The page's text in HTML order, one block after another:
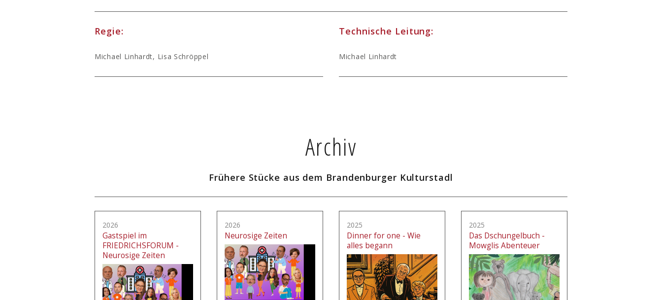
Regie:
Michael Linhardt, Lisa Schröppel
Technische Leitung:
Michael Linhardt
Archiv
Frühere Stücke aus dem Brandenburger Kulturstadl
2026
Gastspiel im
FRIEDRICHSFORUM -
Neurosige Zeiten
2026
Neurosige Zeiten
2025
Dinner for one - Wie
alles begann
2025
Das Dschungelbuch -
Mowglis Abenteuer